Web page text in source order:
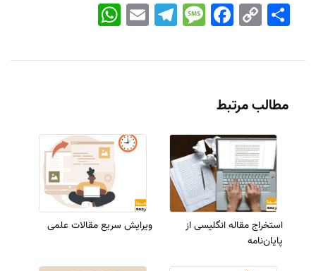
WhatsApp EmailTelegramMessageFacebook Copy
Link
اشتراک
مطالب مرتبط
استخراج مقاله انگلیسی از
پایان‌نامه
ویرایش سریع مقالات علمی